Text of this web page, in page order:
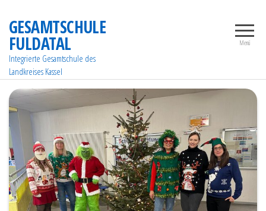
Inhalt
springen
GESAMTSCHULE
FULDATAL
Integrierte Gesamtschule des
Landkreises Kassel
Menü